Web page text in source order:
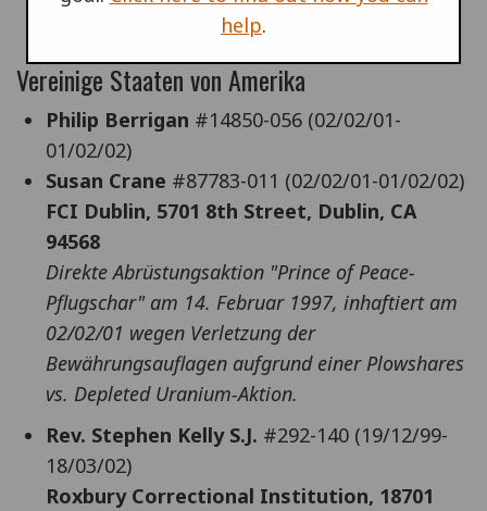
(Eindringen in eine militärische Einrichtung)
Vereinige Staaten von Amerika
Philip Berrigan #14850-056 (02/02/01-
01/02/02)
Susan Crane #87783-011 (02/02/01-01/02/02)
FCI Dublin, 5701 8th Street, Dublin, CA
94568
Direkte Abrüstungsaktion "Prince of Peace-
Pflugschar" am 14. Februar 1997, inhaftiert am
02/02/01 wegen Verletzung der
Bewährungsauflagen aufgrund einer Plowshares
vs. Depleted Uranium-Aktion.
Rev. Stephen Kelly S.J. #292-140 (19/12/99-
18/03/02)
Roxbury Correctional Institution, 18701
help.